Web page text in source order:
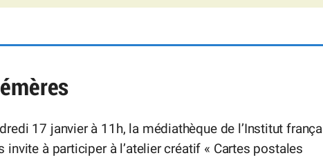
17 janvier à 11h, la médiathèque de l’Institut
invite à participer à l’atelier créatif « Cartes postales